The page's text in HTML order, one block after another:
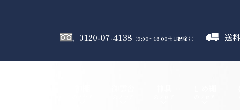
0120-07-4138 （9:00～16:00土日祝除く） 送料